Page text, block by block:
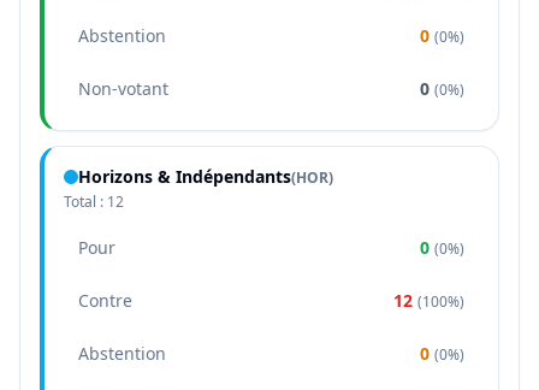
Abstention 0 (0%)
Non-votant 0 (0%)
Horizons & Indépendants(HOR)
Total : 12
Pour 0 (0%)
Contre 12 (100%)
Abstention 0 (0%)